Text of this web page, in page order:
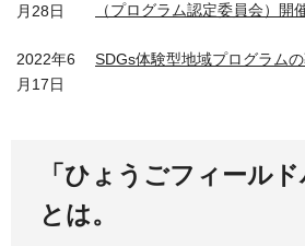
月28日
（プログラム認定委員会）開
2022年6
月17日
SDGs体験型地域プログラム
「ひょうごフィール
とは。